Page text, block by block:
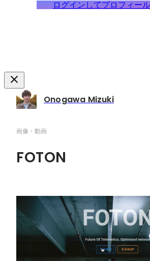
ログインしてプロフィー
Onogawa Mizuki
画像・動画
FOTON